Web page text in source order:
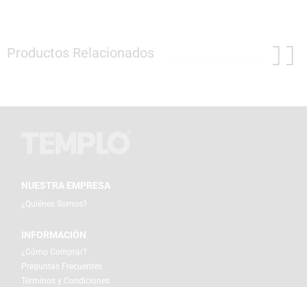
Productos Relacionados
NUESTRA EMPRESA
¿Quiénes Somos?
INFORMACIÓN
¿Cómo Comprar?
Preguntas Frecuentes
Términos y Condiciones